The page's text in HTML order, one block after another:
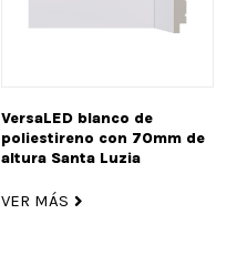
VersaLED blanco de
poliestireno con 70mm de
altura Santa Luzia
VER MÁS